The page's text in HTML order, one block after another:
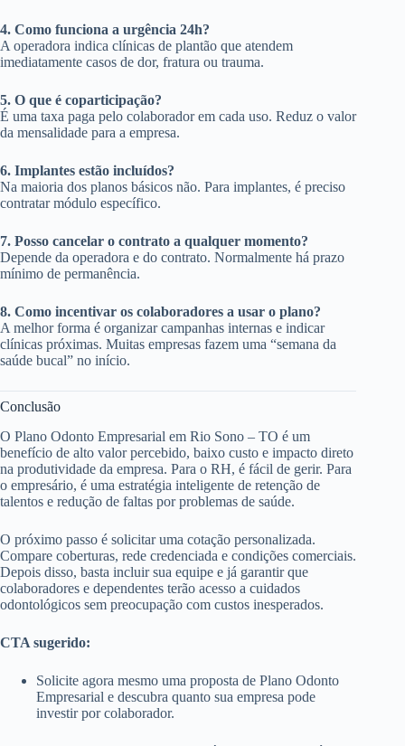
4. Como funciona a urgência 24h?
A operadora indica clínicas de plantão que atendem
imediatamente casos de dor, fratura ou trauma.
5. O que é coparticipação?
É uma taxa paga pelo colaborador em cada uso. Reduz o valor
da mensalidade para a empresa.
6. Implantes estão incluídos?
Na maioria dos planos básicos não. Para implantes, é preciso
contratar módulo específico.
7. Posso cancelar o contrato a qualquer momento?
Depende da operadora e do contrato. Normalmente há prazo
mínimo de permanência.
8. Como incentivar os colaboradores a usar o plano?
A melhor forma é organizar campanhas internas e indicar
clínicas próximas. Muitas empresas fazem uma “semana da
saúde bucal” no início.
Conclusão
O Plano Odonto Empresarial em Rio Sono – TO é um
benefício de alto valor percebido, baixo custo e impacto direto
na produtividade da empresa. Para o RH, é fácil de gerir. Para
o empresário, é uma estratégia inteligente de retenção de
talentos e redução de faltas por problemas de saúde.
O próximo passo é solicitar uma cotação personalizada.
Compare coberturas, rede credenciada e condições comerciais.
Depois disso, basta incluir sua equipe e já garantir que
colaboradores e dependentes terão acesso a cuidados
odontológicos sem preocupação com custos inesperados.
CTA sugerido:
Solicite agora mesmo uma proposta de Plano Odonto
Empresarial e descubra quanto sua empresa pode
investir por colaborador.